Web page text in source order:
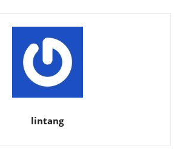
lintang